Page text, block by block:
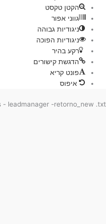
הקטן טקסט
גווני אפור
ניגודיות גבוהה
ניגודיות הפוכה
רקע בהיר
הדגשת קישורים
פונט קריא
איפוס
- leadmanager -